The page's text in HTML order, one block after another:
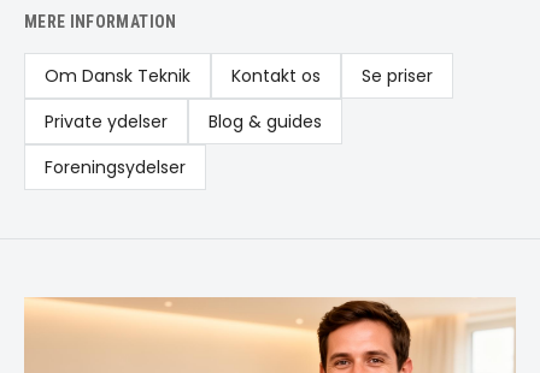
MERE INFORMATION
Om Dansk Teknik Kontakt os
Se priser
Private ydelser
Blog & guides
Foreningsydelser